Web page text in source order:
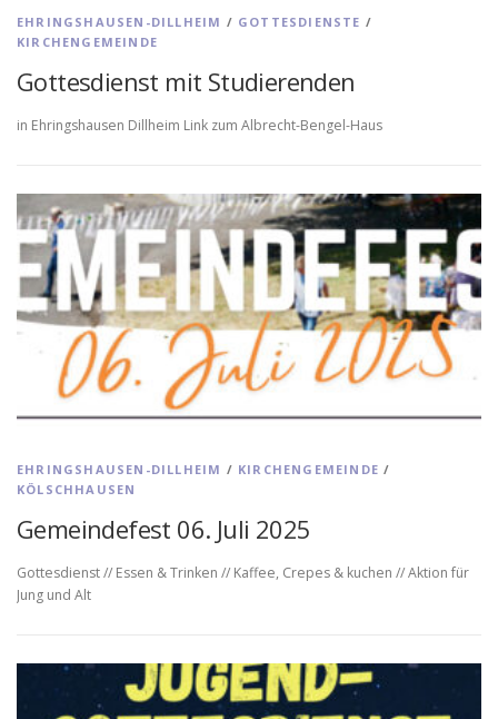
EHRINGSHAUSEN-DILLHEIM / GOTTESDIENSTE /
KIRCHENGEMEINDE
Gottesdienst mit Studierenden
in Ehringshausen Dillheim Link zum Albrecht-Bengel-Haus
EHRINGSHAUSEN-DILLHEIM / KIRCHENGEMEINDE /
KÖLSCHHAUSEN
Gemeindefest 06. Juli 2025
Gottesdienst // Essen & Trinken // Kaffee, Crepes & kuchen // Aktion für
Jung und Alt